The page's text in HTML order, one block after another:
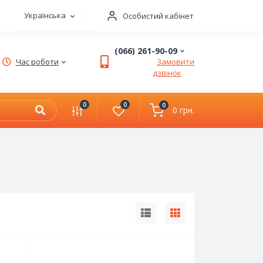
Українська Особистий кабінет
Час роботи
(066) 261-90-09
Замовити
дзвінок
0 0 0 0 грн.